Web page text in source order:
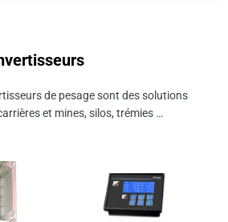
de pesage sont des solutions
et mines, silos, trémies …
:
€
€